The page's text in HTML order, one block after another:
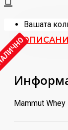
Вашата
Mammut